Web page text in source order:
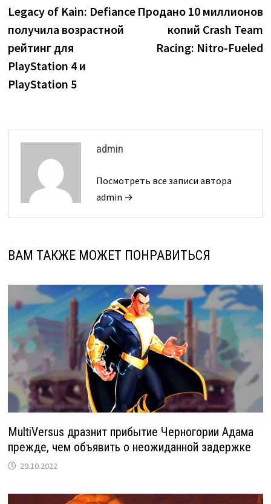
по
записям
запись:
Legacy of Kain: Defiance
получила возрастной
рейтинг для
PlayStation 4 и
PlayStation 5
Продано 10 миллионов
копий Crash Team
Racing: Nitro-Fueled
admin
Посмотреть все записи автора
admin →
ВАМ ТАКЖЕ МОЖЕТ ПОНРАВИТЬСЯ
MultiVersus дразнит прибытие Черногории Адама
прежде, чем объявить о неожиданной задержке
29.10.2022